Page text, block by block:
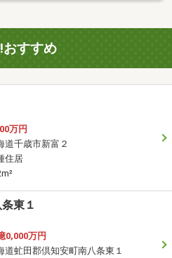
おすすめ
万円
道千歳市新富２
住居
東１
0,000万円
道虻田郡倶知安町南八条東１